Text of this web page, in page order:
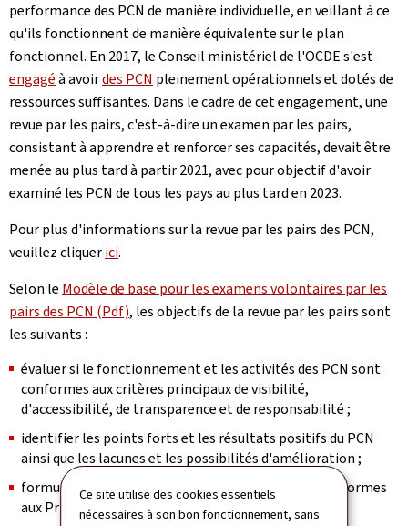
Ce site utilise des cookies essentiels
nécessaires à son bon fonctionnement, sans
performance des PCN de manière individuelle, en veillant à ce
qu'ils fonctionnent de manière équivalente sur le plan
fonctionnel. En 2017, le Conseil ministériel de l'OCDE s'est
engagéà avoirdes PCN pleinement opérationnels et dotés de
ressources suffisantes. Dans le cadre de cet engagement, une
revue par les pairs, c'est-à-dire un examen par les pairs,
consistant à apprendre et renforcer ses capacités, devait être
menée au plus tard à partir 2021, avec pour objectif d'avoir
examiné les PCN de tous les pays au plus tard en 2023.
Pour plus d'informations sur la revue par les pairs des PCN,
veuillez cliquerici.
Selon le Modèle de base pour les examens volontaires par les
pairs des PCN (Pdf), les objectifs de la revue par les pairs sont
les suivants :
évaluer si le fonctionnement et les activités des PCN sont
conformes aux critères principaux de visibilité,
d'accessibilité, de transparence et de responsabilité ;
identifier les points forts et les résultats positifs du PCN
ainsi que les lacunes et les possibilités d'amélioration ;
formuler des recommandations d'amélioration conformes
aux Principes directeurs ; et